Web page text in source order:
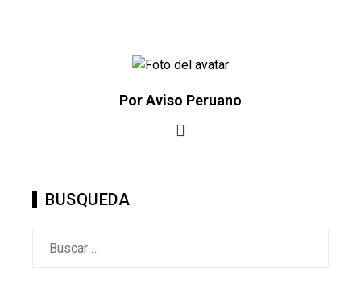
Por Aviso Peruano
BUSQUEDA